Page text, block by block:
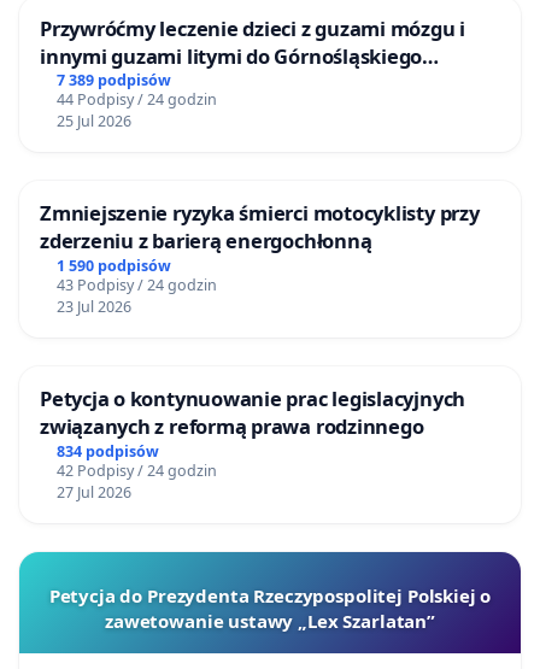
Przywróćmy leczenie dzieci z guzami mózgu i
innymi guzami litymi do Górnośląskiego
Centrum Zdrowia Dziecka w Katowicach
7 389 podpisów
44 Podpisy / 24 godzin
25 Jul 2026
Zmniejszenie ryzyka śmierci motocyklisty przy
zderzeniu z barierą energochłonną
1 590 podpisów
43 Podpisy / 24 godzin
23 Jul 2026
Petycja o kontynuowanie prac legislacyjnych
związanych z reformą prawa rodzinnego
834 podpisów
42 Podpisy / 24 godzin
27 Jul 2026
Petycja do Prezydenta Rzeczypospolitej Polskiej o
zawetowanie ustawy „Lex Szarlatan”